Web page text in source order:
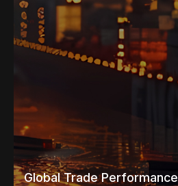
Global Trade Performance